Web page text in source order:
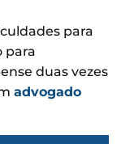
para
para
duas vezes
advogado